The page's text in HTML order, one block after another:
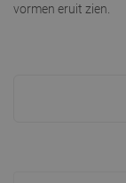
vormen eruit zien.